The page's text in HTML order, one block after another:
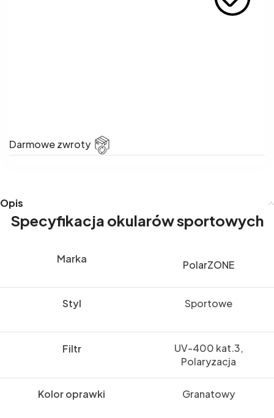
Darmowe zwroty
Opis
Specyfikacja okularów sportowych
Marka PolarZONE
Styl Sportowe
Filtr
UV-400 kat.3,
Polaryzacja
Kolor oprawki Granatowy